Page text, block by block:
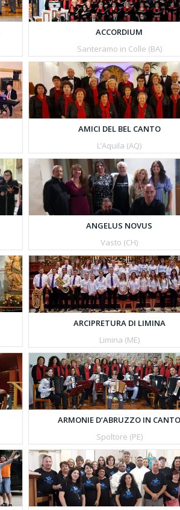
ACCORDIUM
Santeramo in Colle (BA)
AMICI DEL BEL CANTO
L’Aquila (AQ)
ANGELUS NOVUS
Vasto (CH)
ARCIPRETURA DI LIMINA
Limina (ME)
ARMONIE D’ABRUZZO IN CANTO
Spoltore (PE)